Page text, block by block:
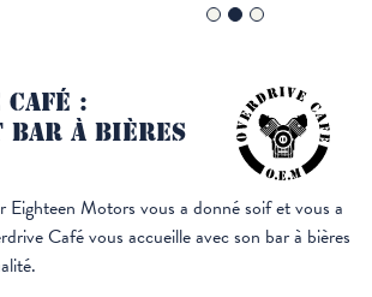
CAFÉ :
BAR À BIÈRES
Eighteen Motors vous a donné soif et vous a
Café vous accueille avec son bar à bières